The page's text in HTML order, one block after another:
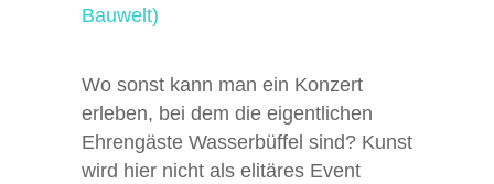
Bauwelt)
Wo sonst kann man ein Konzert
erleben, bei dem die eigentlichen
Ehrengäste Wasserbüffel sind? Kunst
wird hier nicht als elitäres Event